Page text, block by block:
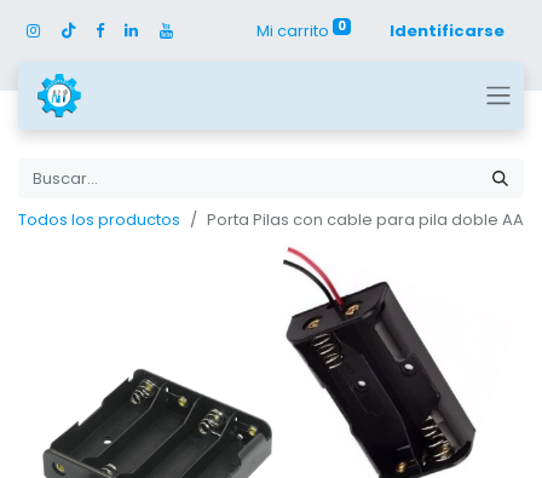
Mi carrito 0 Identificarse
Todos los productos Porta Pilas con cable para pila doble AA